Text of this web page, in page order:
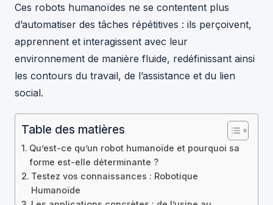
Ces robots humanoïdes ne se contentent plus
d’automatiser des tâches répétitives : ils perçoivent,
apprennent et interagissent avec leur
environnement de manière fluide, redéfinissant ainsi
les contours du travail, de l’assistance et du lien
social.
Table des matières
Qu’est-ce qu’un robot humanoïde et pourquoi sa
forme est-elle déterminante ?
Testez vos connaissances : Robotique
Humanoïde